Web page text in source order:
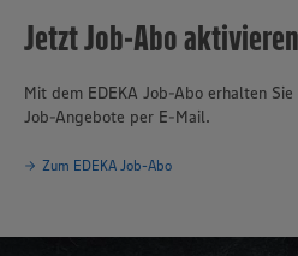
Jetzt Job-Abo
Mit dem EDEKA Job-Abo erhalten
Job-Angebote per E-Mail.
Zum EDEKA Job-Abo